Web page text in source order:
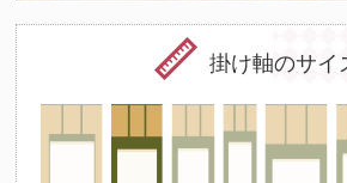
掛け軸のサイ